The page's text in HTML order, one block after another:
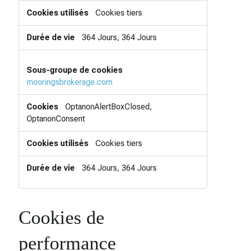
Cookies tiers
364 Jours, 364 Jours
mooringsbrokerage.com
OptanonAlertBoxClosed,
OptanonConsent
Cookies tiers
364 Jours, 364 Jours
Cookies de
performance